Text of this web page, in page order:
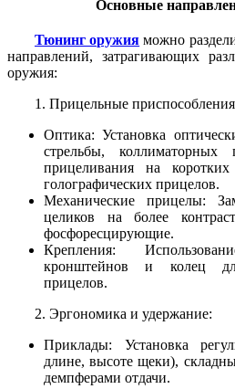
Основные
Тюнинг оружия можно
направлений, затрагивающих
оружия:
1. Прицельные
Оптика: Установка
стрельбы,
прицеливания на
голографических прицелов.
Механические прицелы:
целиков на более
фосфоресцирующие.
Крепления:
кронштейнов и колец
прицелов.
2. Эргономика и удержание:
Приклады: Установка
длине, высоте щеки),
демпферами отдачи.